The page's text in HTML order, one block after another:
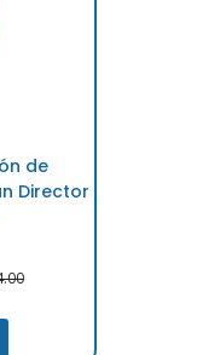
de
Director